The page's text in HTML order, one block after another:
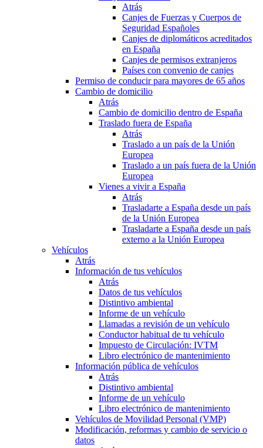
Atrás
Canjes de Fuerzas y Cuerpos de
Seguridad Españoles
Canjes de diplomáticos acreditados
en España
Canjes de permisos extranjeros
Países con convenio de canjes
Permiso de conducir para mayores de 65 años
Cambio de domicilio
Atrás
Cambio de domicilio dentro de España
Traslado fuera de España
Atrás
Traslado a un país de la Unión
Europea
Traslado a un país fuera de la Unión
Europea
Vienes a vivir a España
Atrás
Trasladarte a España desde un país
de la Unión Europea
Trasladarte a España desde un país
externo a la Unión Europea
Vehículos
Atrás
Información de tus vehículos
Atrás
Datos de tus vehículos
Distintivo ambiental
Informe de un vehículo
Llamadas a revisión de un vehículo
Conductor habitual de tu vehículo
Impuesto de Circulación: IVTM
Libro electrónico de mantenimiento
Información pública de vehículos
Atrás
Distintivo ambiental
Informe de un vehículo
Libro electrónico de mantenimiento
Vehículos de Movilidad Personal (VMP)
Modificación, reformas y cambio de servicio o
datos